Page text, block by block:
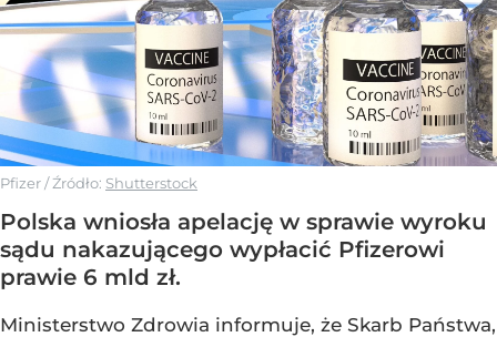
Pfizer/ Źródło: Shutterstock
Polska wniosła apelację w sprawie wyroku
sądu nakazującego wypłacić Pfizerowi
prawie 6 mld zł.
Ministerstwo Zdrowia informuje, że Skarb Państwa,